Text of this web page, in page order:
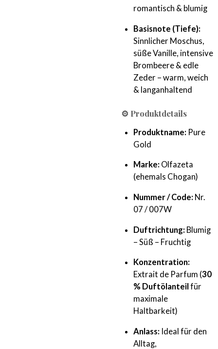
romantisch & blumig
Basisnote (Tiefe):
Sinnlicher Moschus,
süße Vanille, intensive
Brombeere & edle
Zeder – warm, weich
& langanhaltend
⚙️ Produktdetails
Produktname: Pure
Gold
Marke: Olfazeta
(ehemals Chogan)
Nummer / Code: Nr.
07 / 007W
Duftrichtung: Blumig
– Süß – Fruchtig
Konzentration:
Extrait de Parfum (30
% Duftölanteil für
maximale
Haltbarkeit)
Anlass: Ideal für den
Alltag,